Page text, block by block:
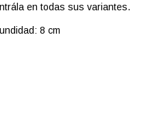
en todas sus variantes.
8 cm